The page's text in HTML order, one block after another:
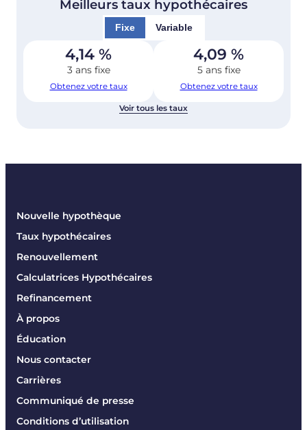
Meilleurs taux hypothécaires
Fixe Variable
4,14 %
3 ans fixe
Obtenez votre taux
4,09 %
5 ans fixe
Obtenez votre taux
Voir tous les taux
Nouvelle hypothèque
Taux hypothécaires
Renouvellement
Calculatrices Hypothécaires
Refinancement
À propos
Éducation
Nous contacter
Carrières
Communiqué de presse
Conditions d’utilisation